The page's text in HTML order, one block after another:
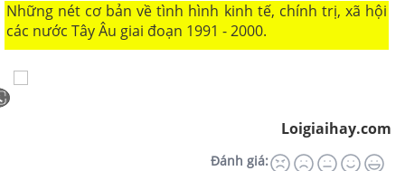
Những nét cơ bản về tình hình kinh tế, chính trị, xã hội
các nước Tây Âu giai đoạn 1991 - 2000.
Loigiaihay.com
Đánh giá: